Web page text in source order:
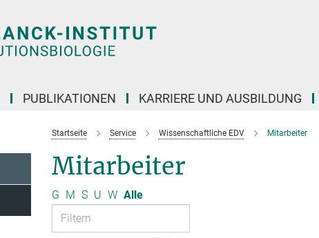
PUBLIKATIONEN KARRIERE UND AUSBILDUNG
Startseite Service Wissenschaftliche EDV Mitarbeiter
Mitarbeiter
G M S U W Alle